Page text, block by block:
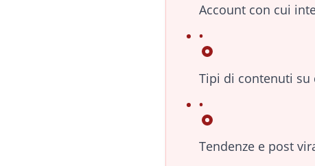
Account con cui
Tipi di contenuti su
Tendenze e post